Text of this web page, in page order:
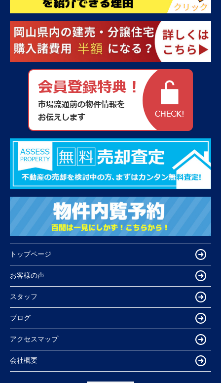
トップページ
お客様の声
スタッフ
ブログ
アクセスマップ
会社概要